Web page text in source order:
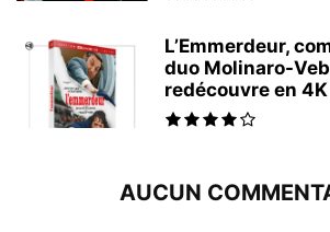
L’Emmerdeur,
duo Molinaro-
redécouvre en
AUCUN